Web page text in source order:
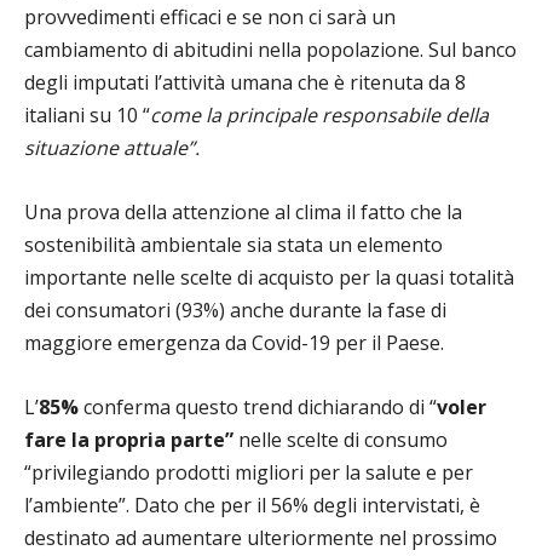
provvedimenti efficaci e se non ci sarà un
cambiamento di abitudini nella popolazione. Sul banco
degli imputati l’attività umana che è ritenuta da 8
italiani su 10 “come la principale responsabile della
situazione attuale”.
Una prova della attenzione al clima il fatto che la
sostenibilità ambientale sia stata un elemento
importante nelle scelte di acquisto per la quasi totalità
dei consumatori (93%) anche durante la fase di
maggiore emergenza da Covid-19 per il Paese.
L’85%conferma questo trend dichiarando di “voler
fare la propria parte” nelle scelte di consumo
“privilegiando prodotti migliori per la salute e per
l’ambiente”. Dato che per il 56% degli intervistati, è
destinato ad aumentare ulteriormente nel prossimo